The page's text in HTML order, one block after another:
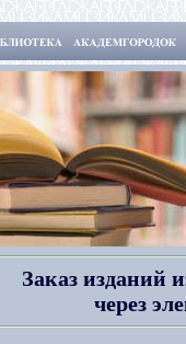
Заказ
через